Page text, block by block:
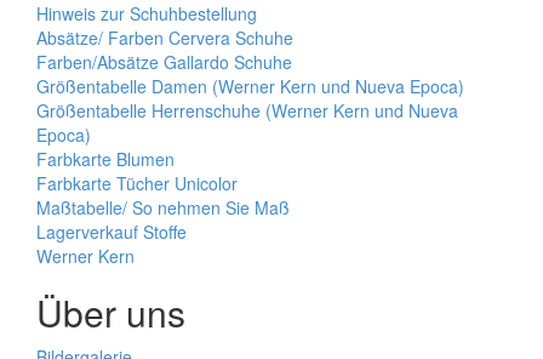
Hinweis zur Schuhbestellung
Absätze/ Farben Cervera Schuhe
Farben/Absätze Gallardo Schuhe
Größentabelle Damen (Werner Kern und Nueva Epoca)
Größentabelle Herrenschuhe (Werner Kern und Nueva
Epoca)
Farbkarte Blumen
Farbkarte Tücher Unicolor
Maßtabelle/ So nehmen Sie Maß
Lagerverkauf Stoffe
Werner Kern
Über uns